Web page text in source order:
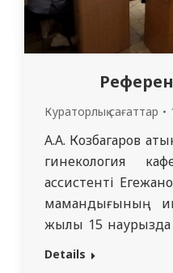
Кураторлық сағаттар
А.А. Козбагаров
гинекология
ассистенті
мамандығының
жылы 15 наурызда
байланысты
Details